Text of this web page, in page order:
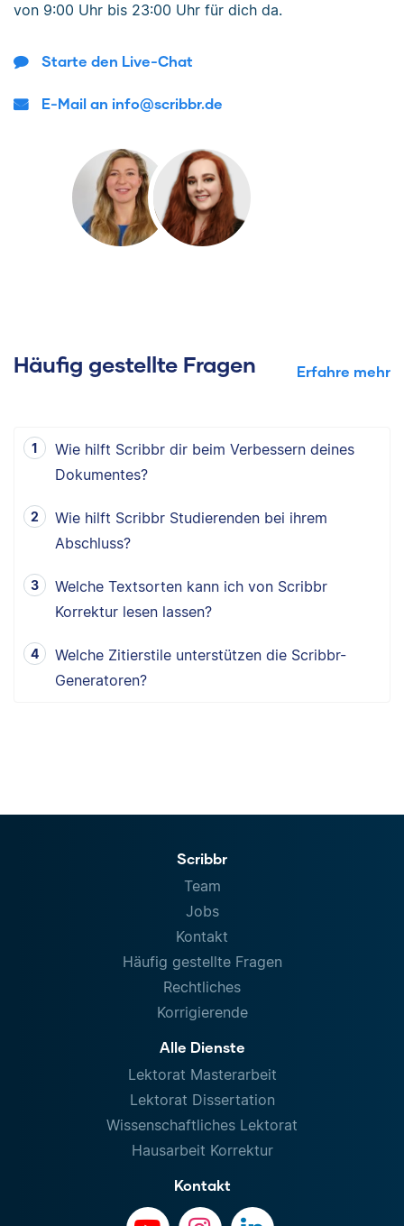
von 9:00 Uhr bis 23:00 Uhr für dich da.
Starte den Live-Chat
E-Mail an info@scribbr.de
Häufig gestellte Fragen Erfahre mehr
Wie hilft Scribbr dir beim Verbessern deines
Dokumentes?
Wie hilft Scribbr Studierenden bei ihrem
Abschluss?
Welche Textsorten kann ich von Scribbr
Korrektur lesen lassen?
Welche Zitierstile unterstützen die Scribbr-
Generatoren?
Scribbr
Team
Jobs
Kontakt
Häufig gestellte Fragen
Rechtliches
Korrigierende
Alle Dienste
Lektorat Masterarbeit
Lektorat Dissertation
Wissenschaftliches Lektorat
Hausarbeit Korrektur
Kontakt